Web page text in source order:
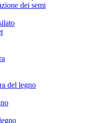
dei semi
del legno